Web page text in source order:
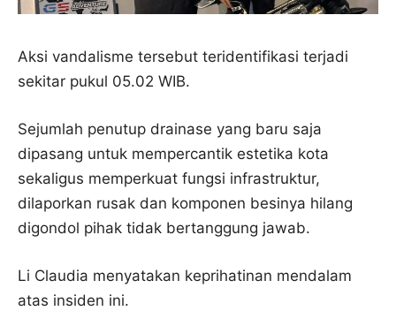
Aksi vandalisme tersebut teridentifikasi terjadi
sekitar pukul 05.02 WIB.
Sejumlah penutup drainase yang baru saja
dipasang untuk mempercantik estetika kota
sekaligus memperkuat fungsi infrastruktur,
dilaporkan rusak dan komponen besinya hilang
digondol pihak tidak bertanggung jawab.
Li Claudia menyatakan keprihatinan mendalam
atas insiden ini.